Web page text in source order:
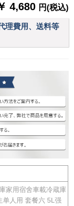
4,680 円(税込)
理費用、送料等
家用宿舍車載冷蔵庫
单人用 套餐六 5L强